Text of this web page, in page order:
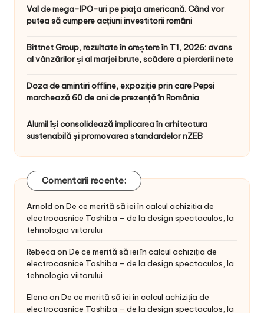
Val de mega-IPO-uri pe piața americană. Când vor
putea să cumpere acțiuni investitorii români
Bittnet Group, rezultate în creștere în T1, 2026: avans
al vânzărilor și al marjei brute, scădere a pierderii nete
Doza de amintiri offline, expoziție prin care Pepsi
marchează 60 de ani de prezență în România
Alumil își consolidează implicarea în arhitectura
sustenabilă și promovarea standardelor nZEB
Comentarii recente:
Arnold on De ce merită să iei în calcul achiziția de
electrocasnice Toshiba – de la design spectaculos, la
tehnologia viitorului
Rebeca on De ce merită să iei în calcul achiziția de
electrocasnice Toshiba – de la design spectaculos, la
tehnologia viitorului
Elena on De ce merită să iei în calcul achiziția de
electrocasnice Toshiba – de la design spectaculos, la